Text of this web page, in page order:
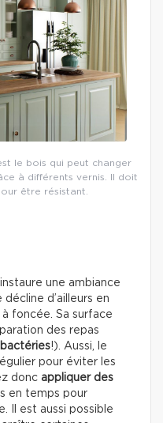
le bois qui peut changer
à différents vernis. Il doit
être résistant.
une ambiance
d’ailleurs en
foncée. Sa surface
des repas
!). Aussi, le
pour éviter les
donc appliquer des
en temps pour
Il est aussi possible